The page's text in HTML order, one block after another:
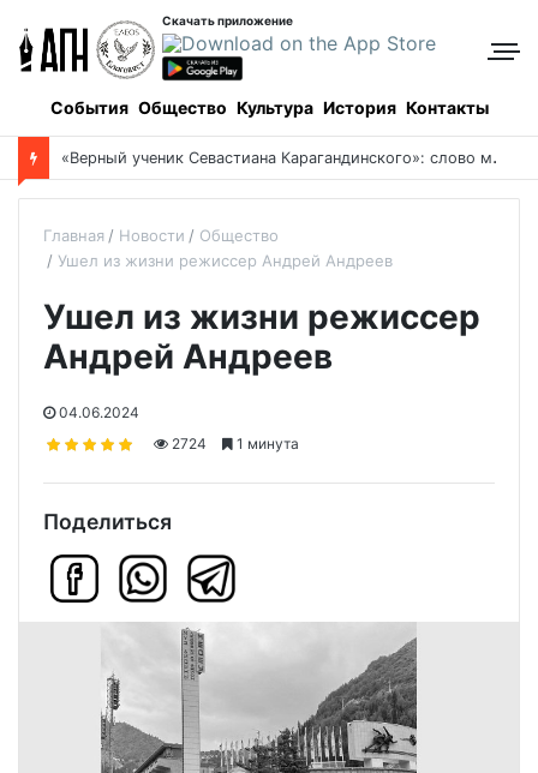
Скачать приложение
События Общество Культура История Контакты
«Верный ученик Севастиана Карагандинского»: слово митрополита Александра о почившем схиархимандрите Пахомии
Главная Новости
Общество
Ушел из жизни режиссер Андрей Андреев
Ушел из жизни режиссер
Андрей Андреев
04.06.2024
2724
1 минута
Поделиться